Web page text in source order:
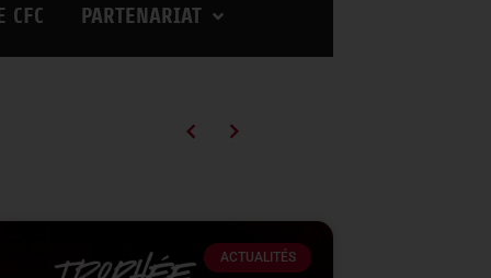
CFC PARTENARIAT
ACTUALITÉS